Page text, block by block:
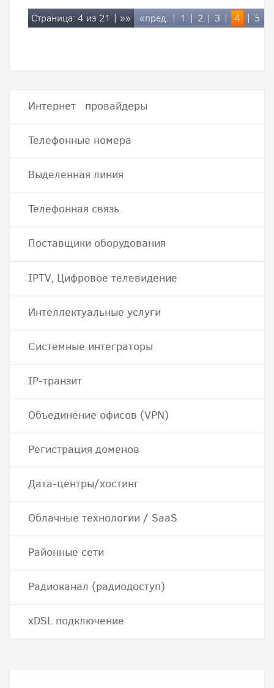
Страница: 4 из 21 | »» «пред. | 1 | 2 | 3 | 4 | 5
Интернет провайдеры
Телефонные номера
Выделенная линия
Телефонная связь
Поставщики оборудования
IPTV, Цифровое телевидение
Интеллектуальные услуги
Системные интеграторы
IP-транзит
Объединение офисов (VPN)
Регистрация доменов
Дата-центры/хостинг
Облачные технологии / SaaS
Районные сети
Радиоканал (радиодоступ)
хDSL подключение